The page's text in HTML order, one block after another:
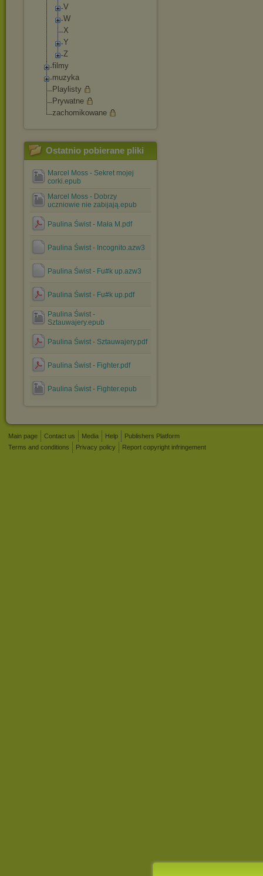
V
W
X
Y
Z
filmy
muzyka
Playlisty
Prywatne
zachomikowane
Ostatnio pobierane pliki
Marcel Moss - Sekret mojej
corki.epub
Marcel Moss - Dobrzy
uczniowie nie zabijają.epub
Paulina Świst - Mała M.pdf
Paulina Świst - Incognito.azw3
Paulina Świst - Fu#k up.azw3
Paulina Świst - Fu#k up.pdf
Paulina Świst -
Sztauwajery.epub
Paulina Świst - Sztauwajery.pdf
Paulina Świst - Fighter.pdf
Paulina Świst - Fighter.epub
Main page Contact us Media Help
Publishers Platform
Terms and conditions
Privacy policy Report copyright infringement